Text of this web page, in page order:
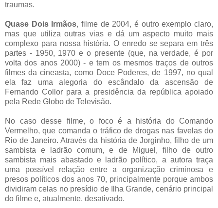
traumas.
Quase Dois Irmãos, filme de 2004, é outro exemplo claro,
mas que utiliza outras vias e dá um aspecto muito mais
complexo para nossa história. O enredo se separa em três
partes - 1950, 1970 e o presente (que, na verdade, é por
volta dos anos 2000) - e tem os mesmos traços de outros
filmes da cineasta, como Doce Poderes, de 1997, no qual
ela faz uma alegoria do escândalo da ascensão de
Fernando Collor para a presidência da república apoiado
pela Rede Globo de Televisão.
No caso desse filme, o foco é a história do Comando
Vermelho, que comanda o tráfico de drogas nas favelas do
Rio de Janeiro. Através da história de Jorginho, filho de um
sambista e ladrão comum, e de Miguel, filho de outro
sambista mais abastado e ladrão político, a autora traça
uma possível relação entre a organização criminosa e
presos políticos dos anos 70, principalmente porque ambos
dividiram celas no presídio de Ilha Grande, cenário principal
do filme e, atualmente, desativado.